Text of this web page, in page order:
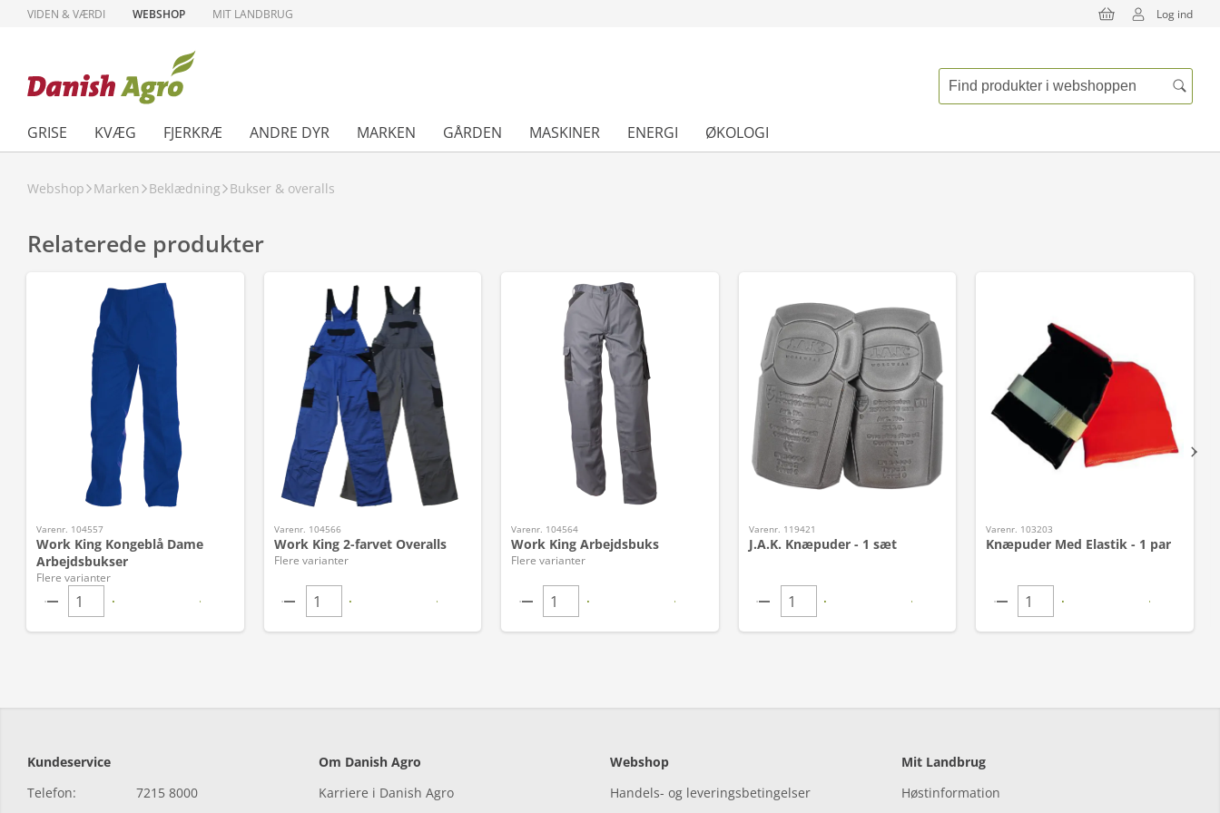
VIDEN & VÆRDI WEBSHOP MIT LANDBRUG Log ind
GRISE KVÆG FJERKRÆ ANDRE DYR MARKEN GÅRDEN MASKINER ENERGI ØKOLOGI
Webshop Marken Beklædning Bukser & overalls
Relaterede produkter
Varenr. 104557
Work King Kongeblå Dame
Arbejdsbukser
Flere varianter
Varenr. 104566
Work King 2-farvet Overalls
Flere varianter
Varenr. 104564
Work King Arbejdsbuks
Flere varianter
Varenr. 119421
J.A.K. Knæpuder - 1 sæt
Varenr. 103203
Knæpuder Med Elastik - 1 par
Kundeservice
Telefon:
7215 8000
Om Danish Agro
Karriere i Danish Agro
Webshop
Handels- og leveringsbetingelser
Mit Landbrug
Høstinformation